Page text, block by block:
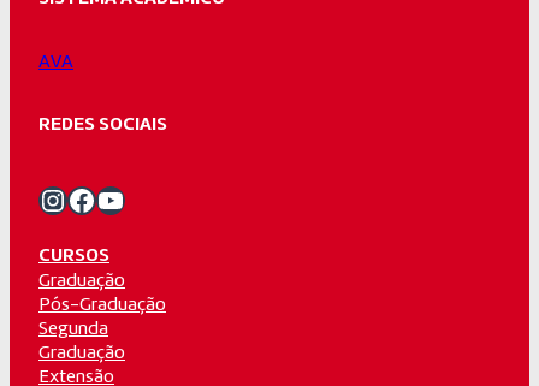
AVA
REDES SOCIAIS
Instagram Unifacvest Facebook Unifacvest Youtube Unifacvest
CURSOS
Graduação
Pós-Graduação
Segunda
Graduação
Extensão